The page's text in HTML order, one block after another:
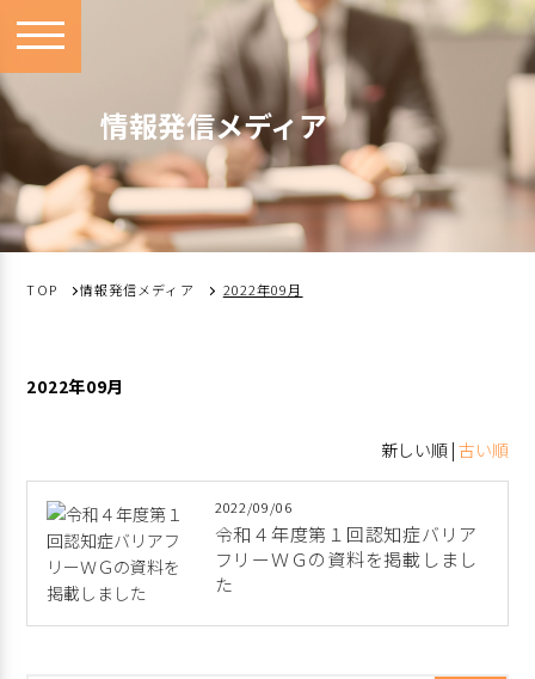
toggle
情報発信メディア
TOP 情報発信メディア 2022年09月
2022年09月
新しい順 | 古い順
2022/09/06
令和４年度第１回認知症バリア
フリーＷＧの資料を掲載しまし
た